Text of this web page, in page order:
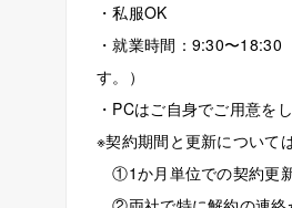
・私服OK
・就業時間：9:30〜18:30
す。）
・PCはご自身でご用意を
※契約期間と更新について
①1か月単位での契約更